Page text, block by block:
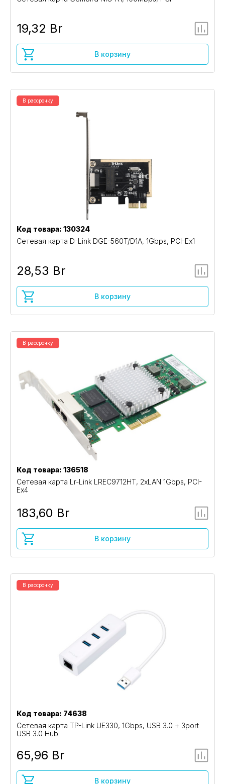
19,32 Br
В корзину
В рассрочку
Код товара: 130324
Сетевая карта D-Link DGE-560T/D1A, 1Gbps, PCI-Ex1
28,53 Br
В корзину
В рассрочку
Код товара: 136518
Сетевая карта Lr-Link LREC9712HT, 2xLAN 1Gbps, PCI-
Ex4
183,60 Br
В корзину
В рассрочку
Код товара: 74638
Сетевая карта TP-Link UE330, 1Gbps, USB 3.0 + 3port
USB 3.0 Hub
65,96 Br
В корзину